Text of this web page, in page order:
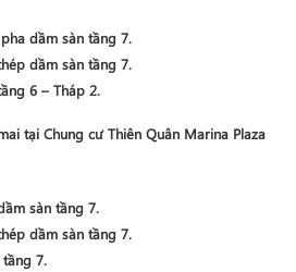
dầm sàn tầng 7.
dầm sàn tầng 7.
6 – Tháp 2.
tại Chung cư Thiên Quân Marina Plaza
sàn tầng 7.
dầm sàn tầng 7.
7.